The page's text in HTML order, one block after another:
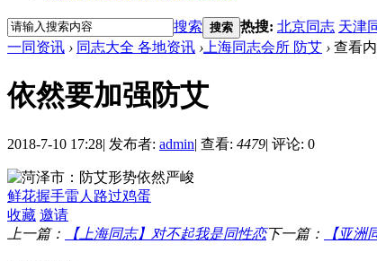
搜索 搜索 热搜: 北京同志 天津
一同资讯 › 同志大全 各地资讯 › 上海同志会所 防艾 › 查看
依然要加强防艾
2018-7-10 17:28| 发布者: admin| 查看: 4479| 评论: 0
鲜花握手雷人 路过鸡蛋
收藏 邀请
上一篇：
【上海同志】对不起我是同性恋下一篇： 【亚洲